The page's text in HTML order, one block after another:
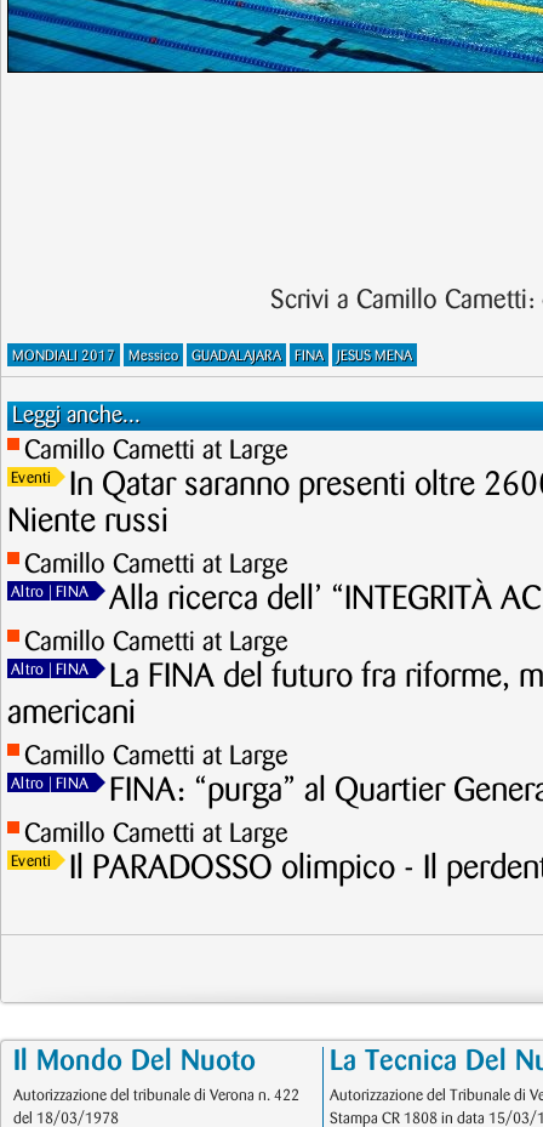
Scrivi a Camillo Cametti:
MONDIALI 2017 Messico GUADALAJARA FINA JESUS MENA
Leggi anche...
Camillo Cametti at Large
Eventi
In Qatar saranno presenti oltre
Niente russi
Camillo Cametti at Large
Altro | FINA Alla ricerca dell’ “INTEGRITÀ
Camillo Cametti at Large
Altro | FINA
La FINA del futuro fra riforme,
americani
Camillo Cametti at Large
Altro | FINA FINA: “purga” al Quartier
Camillo Cametti at Large
Eventi Il PARADOSSO olimpico - Il
Il Mondo Del Nuoto
Autorizzazione del tribunale di Verona n. 422
del 18/03/1978
La Tecnica Del
Autorizzazione del Tribunale di
Stampa CR 1808 in data 15/03/